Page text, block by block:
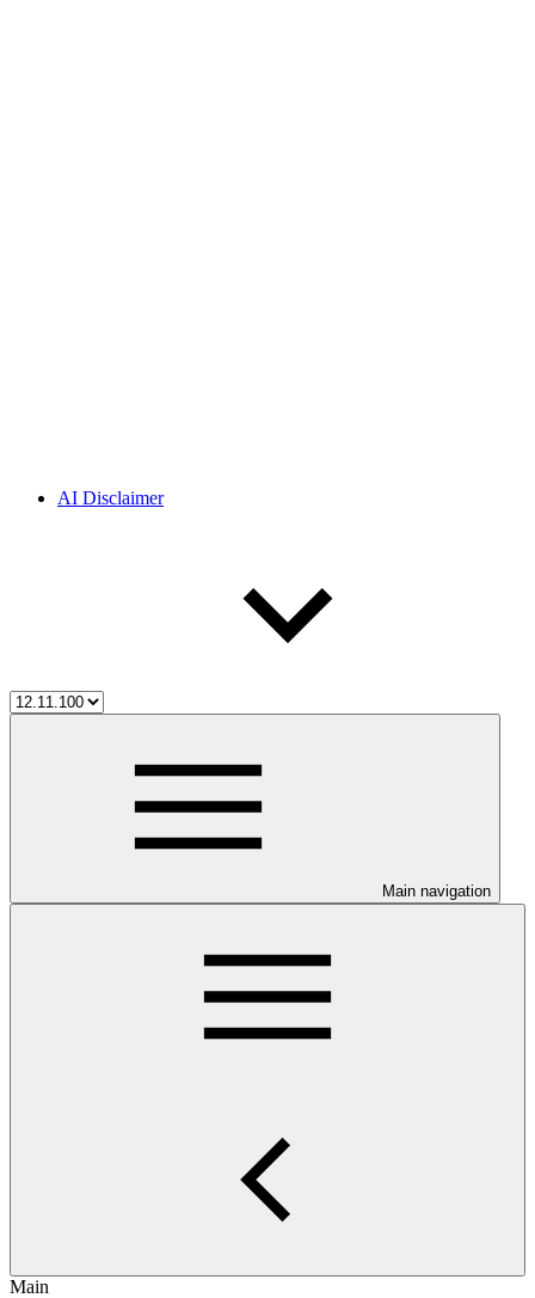
AI Disclaimer
Main navigation
Main